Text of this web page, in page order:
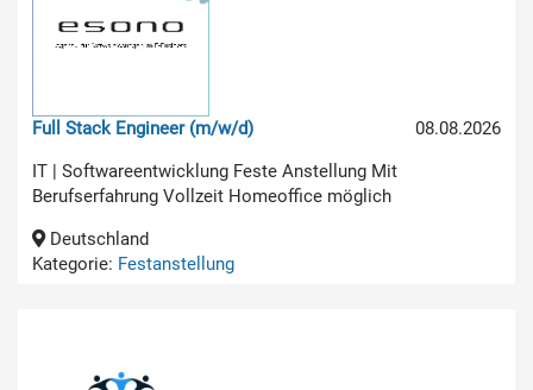
08.08.2026
Full Stack Engineer (m/w/d)
IT | Softwareentwicklung Feste Anstellung Mit
Berufserfahrung Vollzeit Homeoffice möglich
Deutschland
Kategorie: Festanstellung